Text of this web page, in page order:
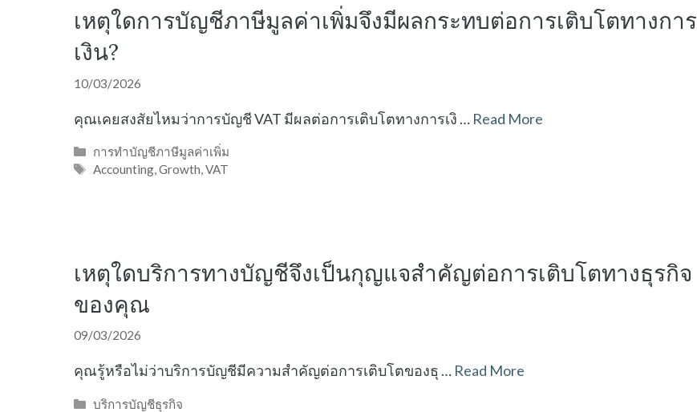
เหตุใดการบัญชีภาษีมูลค่าเพิ่มจึงมีผลกระทบต่อการเติบโตทางการ
เงิน?
10/03/2026
คุณเคยสงสัยไหมว่าการบัญชี VAT มีผลต่อการเติบโตทางการเงิ … Read More
Categories
การทำบัญชีภาษีมูลค่าเพิ่ม
Tags
Accounting,Growth,VAT
เหตุใดบริการทางบัญชีจึงเป็นกุญแจสำคัญต่อการเติบโตทางธุรกิจ
ของคุณ
09/03/2026
คุณรู้หรือไม่ว่าบริการบัญชีมีความสำคัญต่อการเติบโตของธุ … Read More
Categories
บริการบัญชีธุรกิจ